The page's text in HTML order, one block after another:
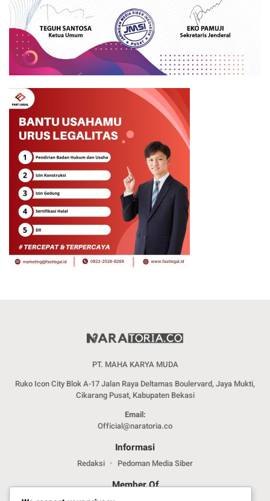
PT. MAHA KARYA MUDA
Ruko Icon City Blok A-17 Jalan Raya Deltamas Boulervard, Jaya Mukti,
Cikarang Pusat, Kabupaten Bekasi
Email:
Official@naratoria.co
Informasi
Redaksi Pedoman Media Siber
Member Of